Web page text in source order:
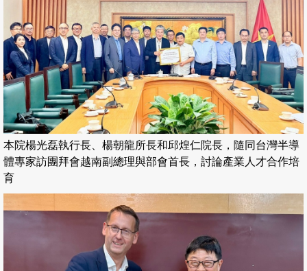
本院楊光磊執行長、楊朝龍所長和邱煌仁院長，隨同台灣半導
體專家訪團拜會越南副總理與部會首長，討論產業人才合作培
育